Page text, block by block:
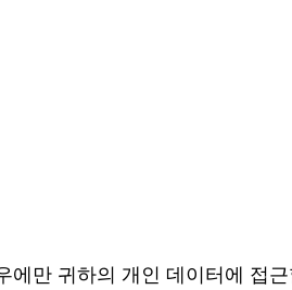
만 귀하의 개인 데이터에 접